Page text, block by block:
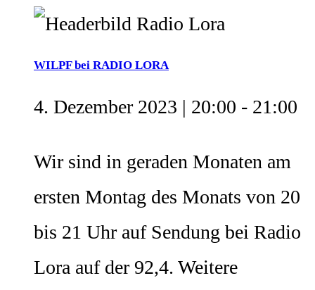
WILPF bei RADIO LORA
4. Dezember 2023 | 20:00 - 21:00
Wir sind in geraden Monaten am
ersten Montag des Monats von 20
bis 21 Uhr auf Sendung bei Radio
Lora auf der 92,4. Weitere